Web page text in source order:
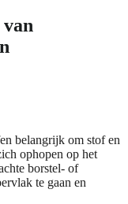
belangrijk om stof en
ophopen op het
borstel- of
te gaan en